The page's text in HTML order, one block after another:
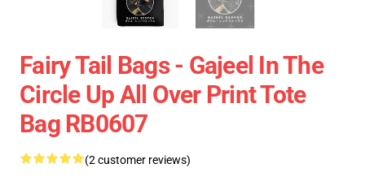
Fairy Tail Bags - Gajeel In The
Circle Up All Over Print Tote
Bag RB0607
(2 customer reviews)